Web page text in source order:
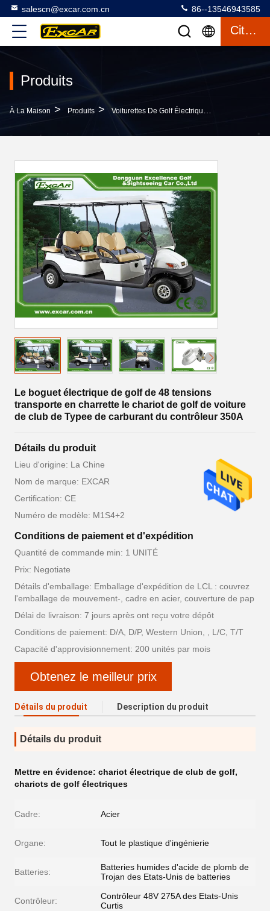
salescn@excar.com.cn 86--13546943585
Citation
Produits
À La Maison > Produits > Voiturettes De Golf Électriques
Le boguet électrique de golf de 48 tensions
transporte en charrette le chariot de golf de voiture
de club de Typee de carburant du contrôleur 350A
Détails du produit
Lieu d'origine: La Chine
Nom de marque: EXCAR
Certification: CE
Numéro de modèle: M1S4+2
Conditions de paiement et d'expédition
Quantité de commande min: 1 UNITÉ
Prix: Negotiate
Détails d'emballage: Emballage d'expédition de LCL : couvrez
l'emballage de mouvement-, cadre en acier, couverture de pap
Délai de livraison: 7 jours après ont reçu votre dépôt
Conditions de paiement: D/A, D/P, Western Union, , L/C, T/T
Capacité d'approvisionnement: 200 unités par mois
Obtenez le meilleur prix
Détails du produit Description du produit
Détails du produit
Mettre en évidence: chariot électrique de club de golf,
chariots de golf électriques
Cadre: Acier
Organe: Tout le plastique d'ingénierie
Batteries:
Batteries humides d'acide de plomb de
Trojan des Etats-Unis de batteries
Contrôleur:
Contrôleur 48V 275A des Etats-Unis
Curtis